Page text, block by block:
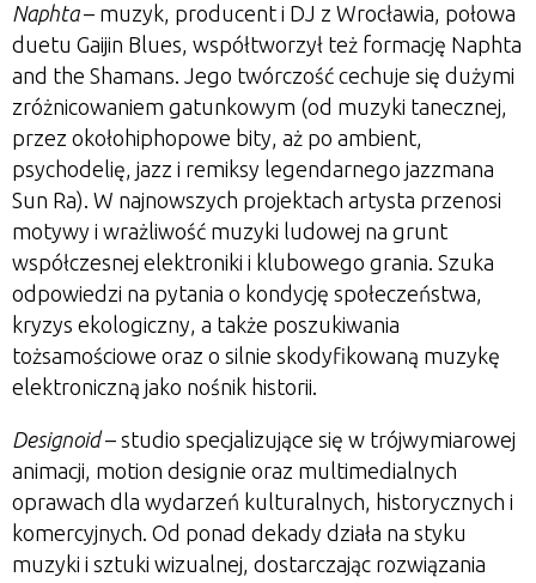
Naphta– muzyk, producent i DJ z Wrocławia, połowa
duetu Gaijin Blues, współtworzył też formację Naphta
and the Shamans. Jego twórczość cechuje się dużymi
zróżnicowaniem gatunkowym (od muzyki tanecznej,
przez okołohiphopowe bity, aż po ambient,
psychodelię, jazz i remiksy legendarnego jazzmana
Sun Ra). W najnowszych projektach artysta przenosi
motywy i wrażliwość muzyki ludowej na grunt
współczesnej elektroniki i klubowego grania. Szuka
odpowiedzi na pytania o kondycję społeczeństwa,
kryzys ekologiczny, a także poszukiwania
tożsamościowe oraz o silnie skodyfikowaną muzykę
elektroniczną jako nośnik historii.
Designoid– studio specjalizujące się w trójwymiarowej
animacji, motion designie oraz multimedialnych
oprawach dla wydarzeń kulturalnych, historycznych i
komercyjnych. Od ponad dekady działa na styku
muzyki i sztuki wizualnej, dostarczając rozwiązania